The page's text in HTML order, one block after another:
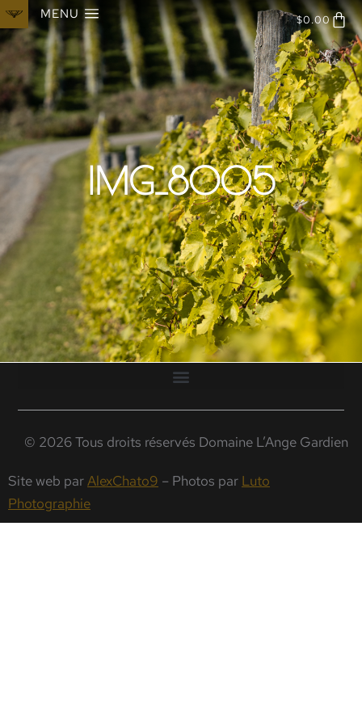
MENU $0.00
IMG_8005
© 2026 Tous droits réservés Domaine L’Ange Gardien
Site web parAlexChato9 – Photos par Luto
Photographie